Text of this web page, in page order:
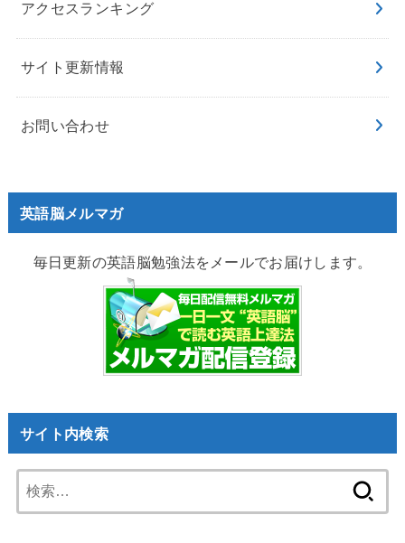
アクセスランキング
サイト更新情報
お問い合わせ
英語脳メルマガ
毎日更新の英語脳勉強法をメールでお届けします。
サイト内検索
索: